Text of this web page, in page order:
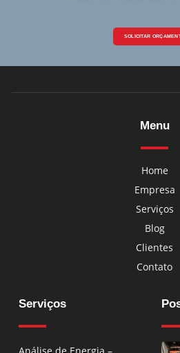
SOLICITAR
Menu
Home
Empresa
Serviços
Blog
Clientes
Contato
Serviços